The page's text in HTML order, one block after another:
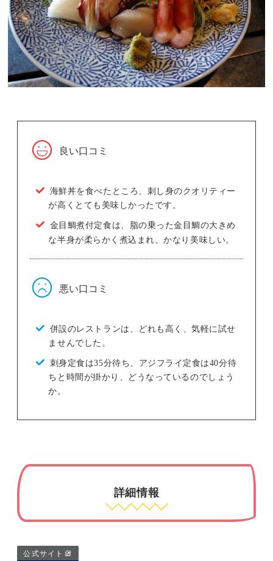
良い口コミ
海鮮丼を食べたところ、刺し身のクオリティー
が高くとても美味しかったです。
金目鯛煮付定食は、脂の乗った金目鯛の大きめ
な半身が柔らかく煮込まれ、かなり美味しい。
悪い口コミ
併設のレストランは、どれも高く、気軽に試せ
ませんでした。
刺身定食は35分待ち、アジフライ定食は40分待
ちと時間が掛かり、どうなっているのでしょう
か。
詳細情報
公式サイト